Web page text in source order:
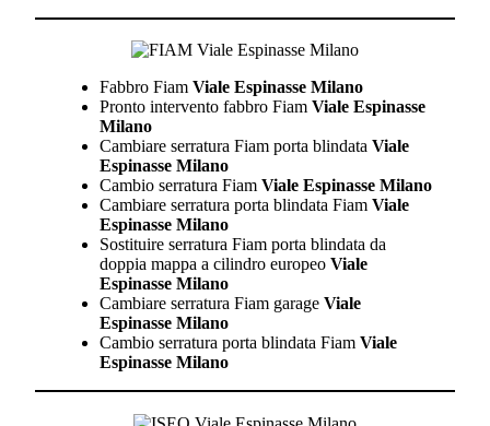
Fabbro Fiam Viale Espinasse Milano
Pronto intervento fabbro Fiam Viale Espinasse
Milano
Cambiare serratura Fiam porta blindata Viale
Espinasse Milano
Cambio serratura Fiam Viale Espinasse Milano
Cambiare serratura porta blindata Fiam Viale
Espinasse Milano
Sostituire serratura Fiam porta blindata da
doppia mappa a cilindro europeo Viale
Espinasse Milano
Cambiare serratura Fiam garage Viale
Espinasse Milano
Cambio serratura porta blindata Fiam Viale
Espinasse Milano